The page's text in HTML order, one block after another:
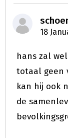
18
hans zal
totaal geen
kan hij ook
de